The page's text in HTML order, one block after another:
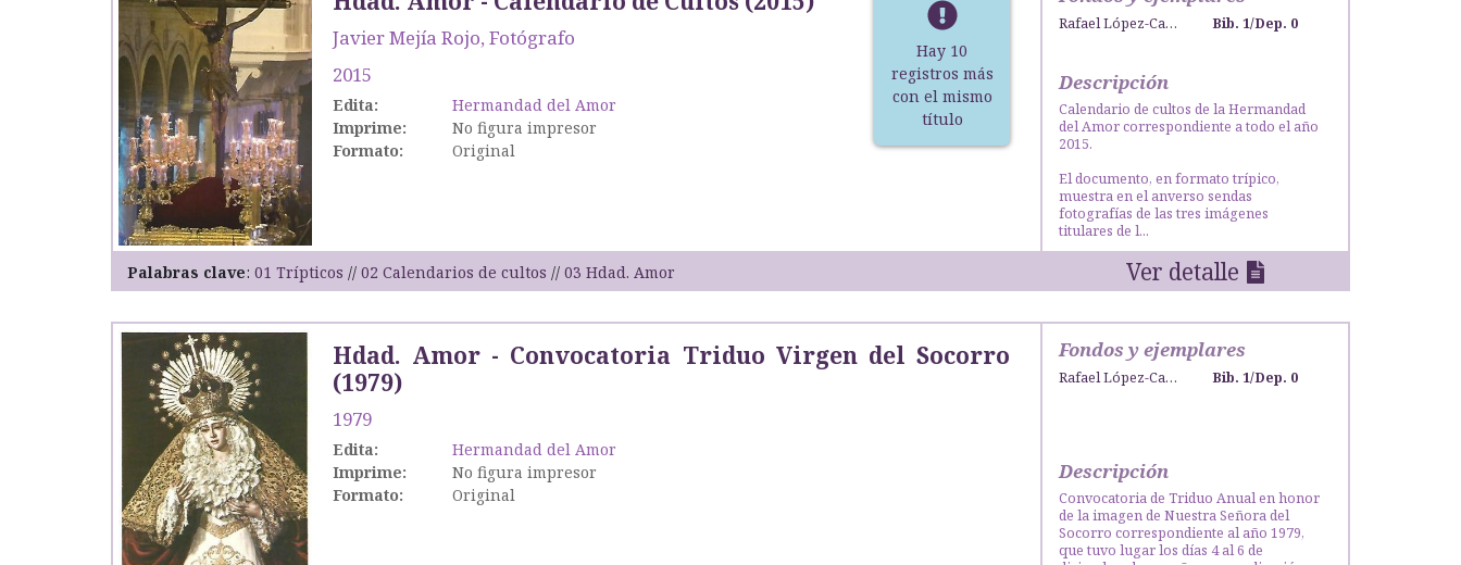
Hay 10
registros más
con el mismo
título
Javier Mejía Rojo, Fotógrafo
2015
Edita:
Hermandad del Amor
Imprime:
No figura impresor
Formato:
Original
Rafael López-Campos Bodineau Bib. 1/Dep. 0
Descripción
Calendario de cultos de la Hermandad
del Amor correspondiente a todo el año
2015.
El documento, en formato trípico,
muestra en el anverso sendas
fotografías de las tres imágenes
titulares de l...
Palabras clave 01 Trípticos 02 Calendarios de cultos 03 Hdad. Amor Ver detalle
Hdad. Amor - Convocatoria Triduo Virgen del Socorro
(1979)
1979
Edita:
Hermandad del Amor
Imprime:
No figura impresor
Formato:
Original
Fondos y ejemplares
Rafael López-Campos Bodineau Bib. 1/Dep. 0
Descripción
Convocatoria de Triduo Anual en honor
de la imagen de Nuestra Señora del
Socorro correspondiente al año 1979,
que tuvo lugar los días 4 al 6 de